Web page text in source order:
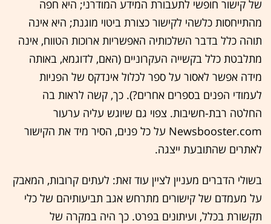
של קישור חופשי לתעבורת המידע המודרני; היא חפה
מהתייחסות כלשהי לקישור כצורת ביטוי מוגנת; היא אינה
תוהה כלל בדבר השלכותיה האפשריות ארוכות הטווח, אינה
מתלבטת כלל בקשייה העקרוניים (האם, לדוגמא, באותה
מידה אפשר לאסור על ספר לכלול אינדקס של הפניות
לעמודי הפנים בספרים אחרים?). כך, קשה לראות בה
החלטה רבת-חשיבות. צפוי גם שיוגש עליה ערעור
Newsbooster.com על כל פנים, הסיר מיד את הקישור
לאתרים שהתובעת ייצגה.
בשולי הדברים מעניין לציין עוד זאת: לעתים קרובות, המאבק
על מעמדם של קישורים מתרחש אגב תביעותיהם של כלי
תקשורת בכלל, ועיתונים בפרט. כך היה במקרה של